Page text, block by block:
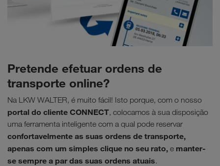
Pretende efetuar ordens de
transporte online?
Na LKW WALTER, é muito fácil! Isto porque, com o nosso
portal do cliente CONNECT, colocamos à sua disposição
uma ferramenta inteligente com a qual pode reservar
confortavelmente as suas ordens de transporte,
apenas com um simples clique no seu rato, e manter-
se sempre a par das suas ordens atuais.